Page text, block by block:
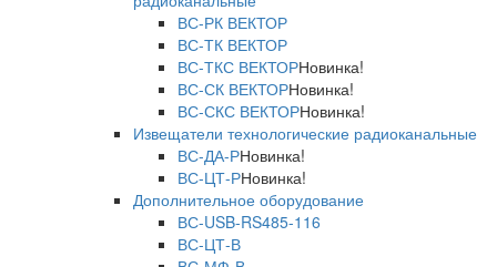
ВС-РК ВЕКТОР
ВС-ТК ВЕКТОР
ВС-ТКС ВЕКТОРНовинка!
ВС-СК ВЕКТОРНовинка!
ВС-СКС ВЕКТОРНовинка!
Извещатели технологические радиоканальные
ВС-ДА-РНовинка!
ВС-ЦТ-РНовинка!
Дополнительное оборудование
ВС-USB-RS485-116
ВС-ЦТ-В